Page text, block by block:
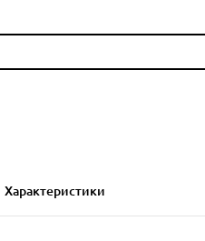
Характеристики